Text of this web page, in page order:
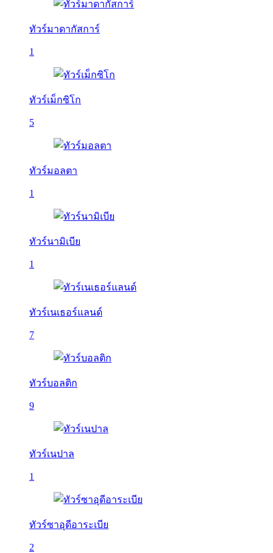
ทัวร์มาดากัสการ์
1
ทัวร์เม็กซิโก
5
ทัวร์มอลตา
1
ทัวร์นามิเบีย
1
ทัวร์เนเธอร์แลนด์
7
ทัวร์บอลติก
9
ทัวร์เนปาล
1
ทัวร์ซาอุดีอาระเบีย
2